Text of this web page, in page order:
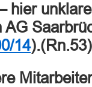
hier
14).(Rn.53)